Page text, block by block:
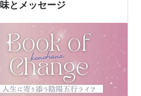
とメッセージ